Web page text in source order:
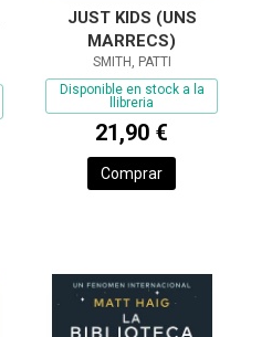
JUST KIDS (UNS
MARRECS)
SMITH, PATTI
Disponible en stock a la
llibreria
21,90 €
Comprar